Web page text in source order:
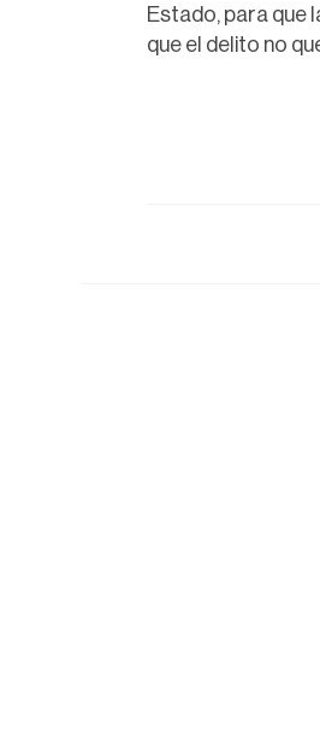
Estado, para que
que el delito no